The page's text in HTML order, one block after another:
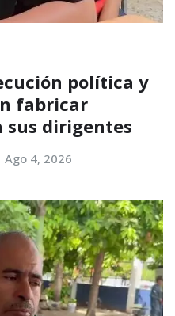
política y
fabricar
sus dirigentes
Ago 4, 2026